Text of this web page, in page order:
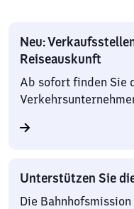
Neu:
Reiseauskunft
Ab sofort finden Sie
Unterstützen Sie
Die